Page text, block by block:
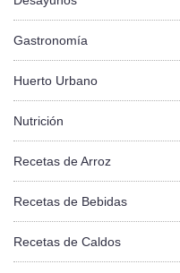
Gastronomía
Huerto Urbano
Nutrición
Recetas de Arroz
Recetas de Bebidas
Recetas de Caldos